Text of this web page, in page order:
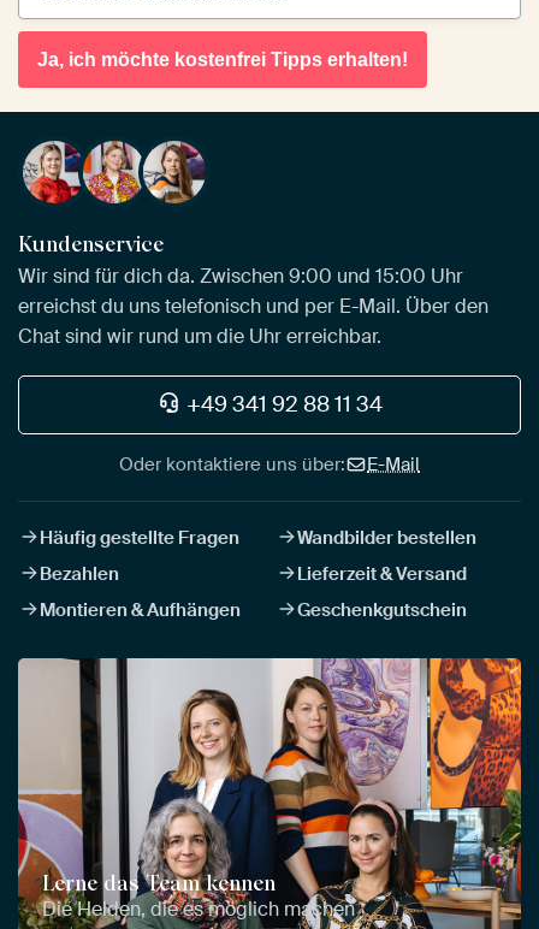
Ja, ich möchte kostenfrei Tipps erhalten!
Kundenservice
Wir sind für dich da. Zwischen 9:00 und 15:00 Uhr
erreichst du uns telefonisch und per E-Mail. Über den
Chat sind wir rund um die Uhr erreichbar.
+49 341 92 88 11 34
Oder kontaktiere uns über: E-Mail
Häufig gestellte Fragen
Wandbilder bestellen
Bezahlen
Lieferzeit & Versand
Montieren & Aufhängen
Geschenkgutschein
Lerne das Team kennen
Die Helden, die es möglich machen